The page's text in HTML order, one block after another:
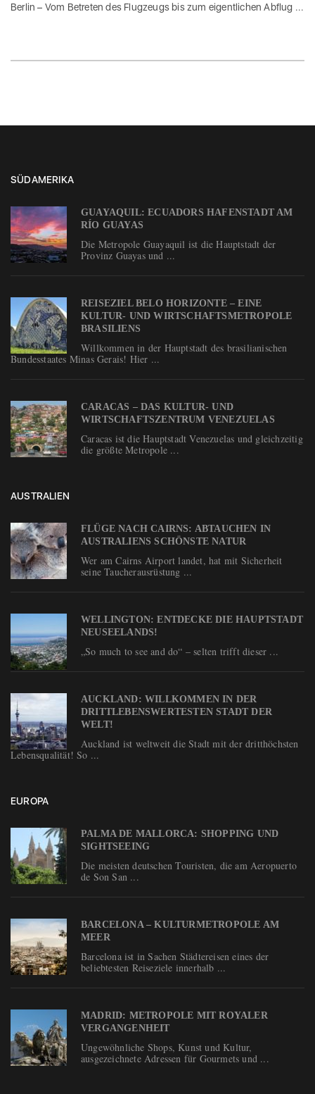
Berlin – Vom Betreten des Flugzeugs bis zum eigentlichen Abflug ...
SÜDAMERIKA
GUAYAQUIL: ECUADORS HAFENSTADT AM
RÍO GUAYAS
Die Metropole Guayaquil ist die Hauptstadt der
Provinz Guayas und ...
REISEZIEL BELO HORIZONTE – EINE
KULTUR- UND WIRTSCHAFTSMETROPOLE
BRASILIENS
Willkommen in der Hauptstadt des brasilianischen
Bundesstaates Minas Gerais! Hier ...
CARACAS – DAS KULTUR- UND
WIRTSCHAFTSZENTRUM VENEZUELAS
Caracas ist die Hauptstadt Venezuelas und gleichzeitig
die größte Metropole ...
AUSTRALIEN
FLÜGE NACH CAIRNS: ABTAUCHEN IN
AUSTRALIENS SCHÖNSTE NATUR
Wer am Cairns Airport landet, hat mit Sicherheit
seine Taucherausrüstung ...
WELLINGTON: ENTDECKE DIE HAUPTSTADT
NEUSEELANDS!
„So much to see and do“ – selten trifft dieser ...
AUCKLAND: WILLKOMMEN IN DER
DRITTLEBENSWERTESTEN STADT DER
WELT!
Auckland ist weltweit die Stadt mit der dritthöchsten
Lebensqualität! So ...
EUROPA
PALMA DE MALLORCA: SHOPPING UND
SIGHTSEEING
Die meisten deutschen Touristen, die am Aeropuerto
de Son San ...
BARCELONA – KULTURMETROPOLE AM
MEER
Barcelona ist in Sachen Städtereisen eines der
beliebtesten Reiseziele innerhalb ...
MADRID: METROPOLE MIT ROYALER
VERGANGENHEIT
Ungewöhnliche Shops, Kunst und Kultur,
ausgezeichnete Adressen für Gourmets und ...